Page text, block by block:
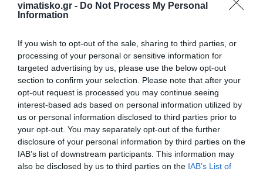
vimatisko.gr - Do Not Process My Personal
Information
If you wish to opt-out of the sale, sharing to third parties, or
processing of your personal or sensitive information for
targeted advertising by us, please use the below opt-out
section to confirm your selection. Please note that after your
opt-out request is processed you may continue seeing
interest-based ads based on personal information utilized by
us or personal information disclosed to third parties prior to
your opt-out. You may separately opt-out of the further
disclosure of your personal information by third parties on the
IAB’s list of downstream participants. This information may
also be disclosed by us to third parties on the IAB’s List of
πλησιάζουμε, καθώς μπορεί να επιτεθούν και να
Σε περίπτωση δαγκώματος.
Εάν κάποιος δεχθεί δάγκωμα δεν διατρέχει
κίνδυνο θανάτου από δηλητήριο αλλά πρέπει να
μεταβεί αμέσως στο νοσοκομείο ή στην
πλησιέστερη δομή υγείας για την παροχή των
πρώτων βοηθειών και τη φροντίδα της πληγής.
Ως μοναδικό «όπλο» αντιμετώπισης του
φαινομένου στην παρούσα φάση, ο καθηγητής